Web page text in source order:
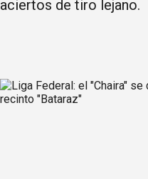
aciertos de tiro lejano.